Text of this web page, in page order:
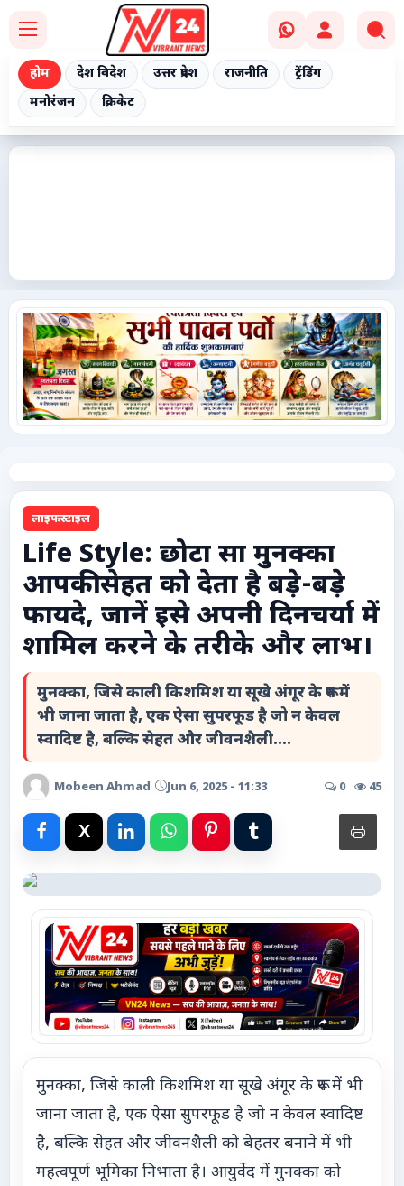
होम देश विदेश उत्तर प्रदेश राजनीति
ट्रेंडिंग
मनोरंजन
क्रिकेट
ट्रेंडिंग
मनोरंजन
क्रिकेट
टेक्नोलॉजी / गैजेट्स
लाइफस्टाइल
वायरल
स्पेशल
विशेष लेख
धर्म और अध्यात्म
Advertise with Us
Gallery
Videos
Contacts
लाइफस्टाइल
Life Style: छोटा सा मुनक्का
आपकी सेहत को देता है बड़े-बड़े
फायदे, जानें इसे अपनी दिनचर्या में
शामिल करने के तरीके और लाभ।
मुनक्का, जिसे काली किशमिश या सूखे अंगूर के रूप में
भी जाना जाता है, एक ऐसा सुपरफूड है जो न केवल
स्वादिष्ट है, बल्कि सेहत और जीवनशैली....
Mobeen Ahmad Jun 6, 2025 - 11:33 0 45
मुनक्का, जिसे काली किशमिश या सूखे अंगूर के रूप में भी
जाना जाता है, एक ऐसा सुपरफूड है जो न केवल स्वादिष्ट
है, बल्कि सेहत और जीवनशैली को बेहतर बनाने में भी
महत्वपूर्ण भूमिका निभाता है। आयुर्वेद में मुनक्का को